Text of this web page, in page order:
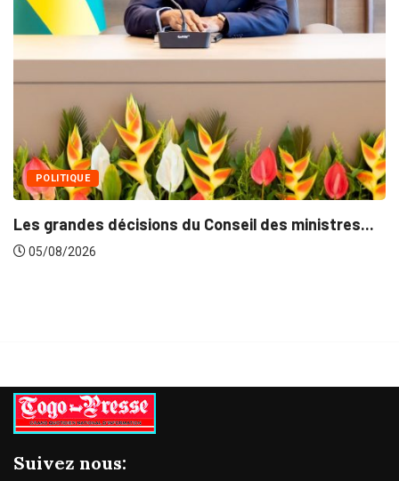
du Conseil des ministres...
Fin du programme
Suivez nous: